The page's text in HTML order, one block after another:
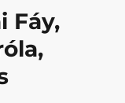
Fáy,